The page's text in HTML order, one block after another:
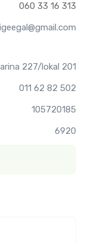
060 33 16 313
227/lokal 201
011 62 82 502
105720185
6920